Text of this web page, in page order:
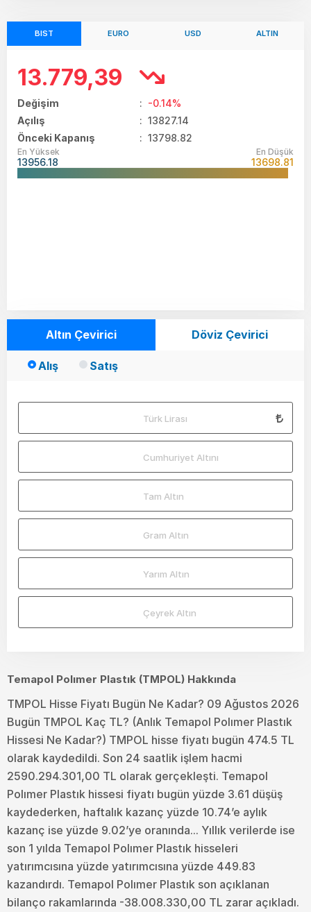
BIST EURO USD ALTIN
13.779,39
Değişim : -0.14%
Açılış
: 13827.14
Önceki Kapanış
: 13798.82
En Yüksek
13956.18
En Düşük
13698.81
Altın Çevirici Döviz Çevirici
Alış Satış
Türk Lirası
Cumhuriyet Altını
Tam Altın
Gram Altın
Yarım Altın
Çeyrek Altın
Temapol Polımer Plastık (TMPOL) Hakkında
TMPOL Hisse Fiyatı Bugün Ne Kadar? 09 Ağustos 2026
Bugün TMPOL Kaç TL? (Anlık Temapol Polımer Plastık
Hissesi Ne Kadar?) TMPOL hisse fiyatı bugün 474.5 TL
olarak kaydedildi. Son 24 saatlik işlem hacmi
2590.294.301,00 TL olarak gerçekleşti. Temapol
Polımer Plastık hissesi fiyatı bugün yüzde 3.61 düşüş
kaydederken, haftalık kazanç yüzde 10.74’e aylık
kazanç ise yüzde 9.02’ye oranında... Yıllık verilerde ise
son 1 yılda Temapol Polımer Plastık hisseleri
yatırımcısına yüzde yatırımcısına yüzde 449.83
kazandırdı. Temapol Polımer Plastık son açıklanan
bilanço rakamlarında -38.008.330,00 TL zarar açıkladı.